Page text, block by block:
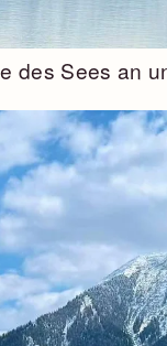
des Sees an